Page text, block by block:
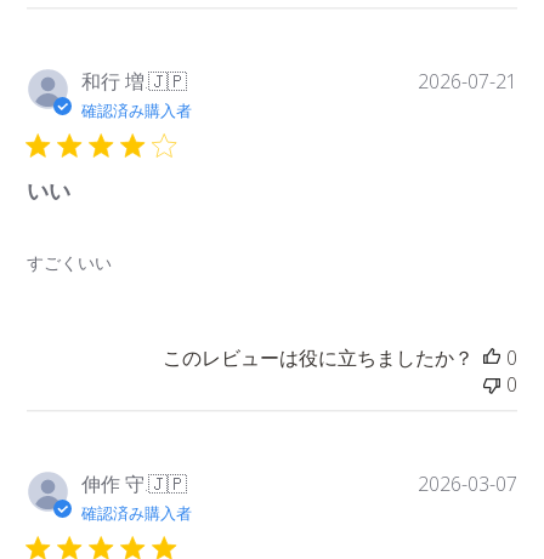
和行 増.🇯🇵
確認済み購入者
いい
すごくいい
2026-07-21
このレビューは役に立ちましたか？
0
0
伸作 守.🇯🇵
確認済み購入者
公
2026-03-07